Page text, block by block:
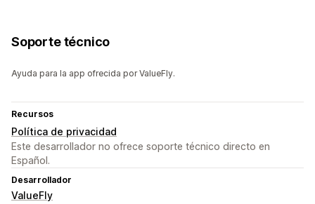
Soporte técnico
Ayuda para la app ofrecida por ValueFly.
Recursos
Política de privacidad
Este desarrollador no ofrece soporte técnico directo en
Español.
Desarrollador
ValueFly